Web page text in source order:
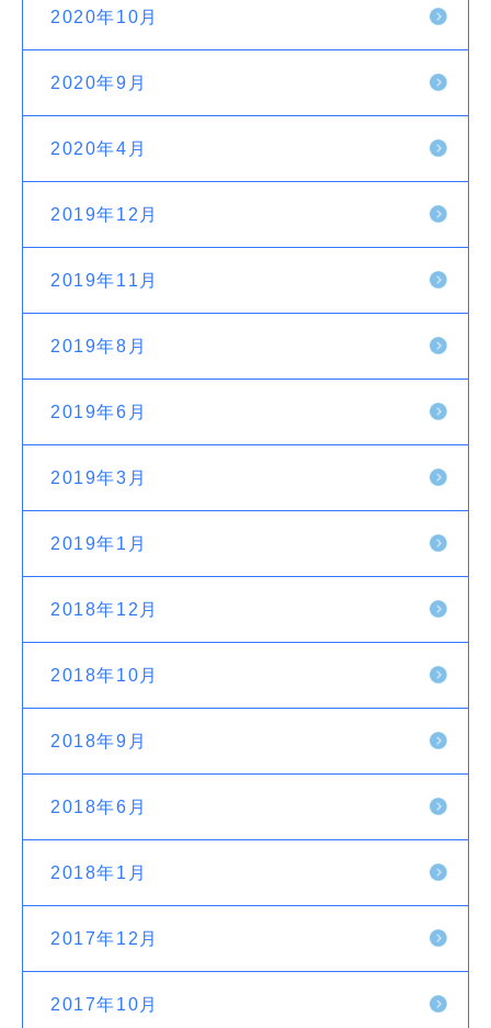
2020年10月
2020年9月
2020年4月
2019年12月
2019年11月
2019年8月
2019年6月
2019年3月
2019年1月
2018年12月
2018年10月
2018年9月
2018年6月
2018年1月
2017年12月
2017年10月